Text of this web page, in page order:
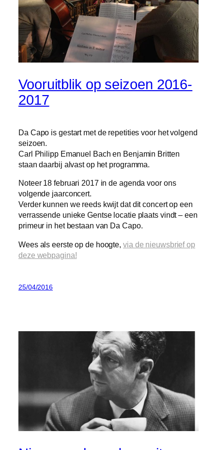
Vooruitblik op seizoen 2016-
2017
Da Capo is gestart met de repetities voor het volgend
seizoen.
Carl Philipp Emanuel Bach en Benjamin Britten
staan daarbij alvast op het programma.
Noteer 18 februari 2017 in de agenda voor ons
volgende jaarconcert.
Verder kunnen we reeds kwijt dat dit concert op een
verrassende unieke Gentse locatie plaats vindt – een
primeur in het bestaan van Da Capo.
Wees als eerste op de hoogte, via de nieuwsbrief op
deze webpagina!
25/04/2016